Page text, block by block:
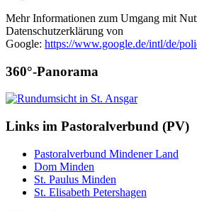
Mehr Informationen zum Umgang mit
Datenschutzerklärung von
Google: https://www.google.de/intl/de/
360°-Panorama
Links im Pastoralverbund (PV)
Pastoralverbund Mindener Land
Dom Minden
St. Paulus Minden
St. Elisabeth Petershagen